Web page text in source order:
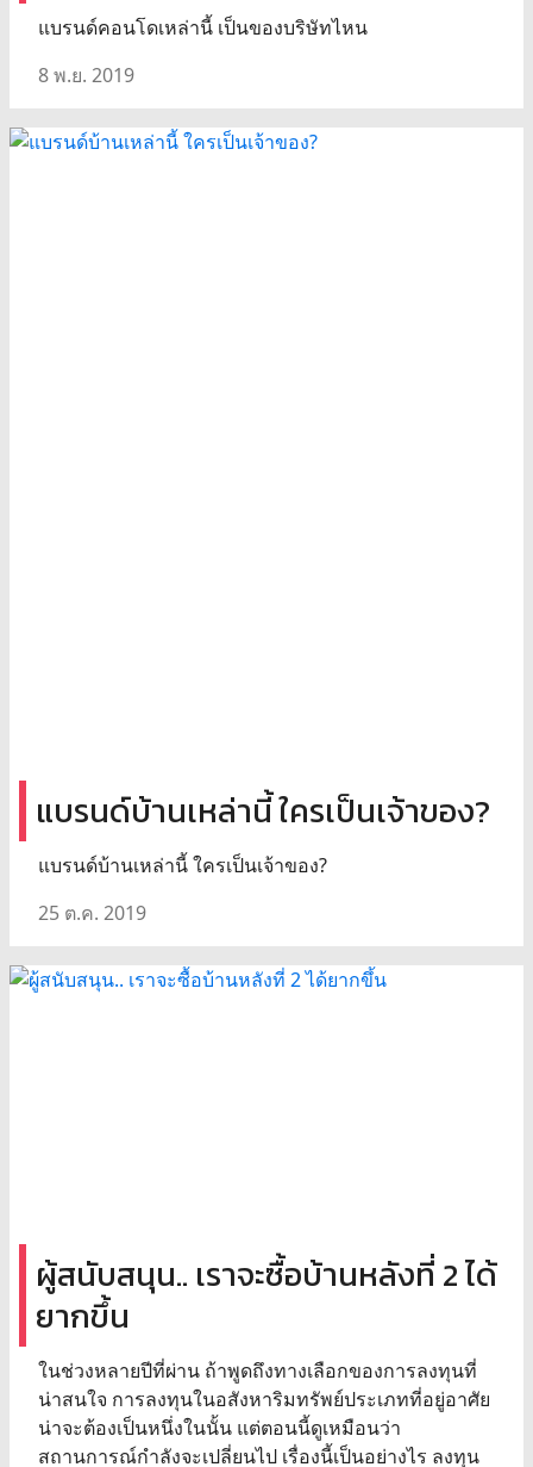
แบรนด์คอนโดเหล่านี้ เป็นของบริษัทไหน
8 พ.ย. 2019
แบรนด์บ้านเหล่านี้ ใครเป็นเจ้าของ?
แบรนด์บ้านเหล่านี้ ใครเป็นเจ้าของ?
25 ต.ค. 2019
ผู้สนับสนุน.. เราจะซื้อบ้านหลังที่ 2 ได้
ยากขึ้น
ในช่วงหลายปีที่ผ่าน ถ้าพูดถึงทางเลือกของการลงทุนที่
น่าสนใจ การลงทุนในอสังหาริมทรัพย์ประเภทที่อยู่อาศัย
น่าจะต้องเป็นหนึ่งในนั้น แต่ตอนนี้ดูเหมือนว่า
สถานการณ์กำลังจะเปลี่ยนไป เรื่องนี้เป็นอย่างไร ลงทุน